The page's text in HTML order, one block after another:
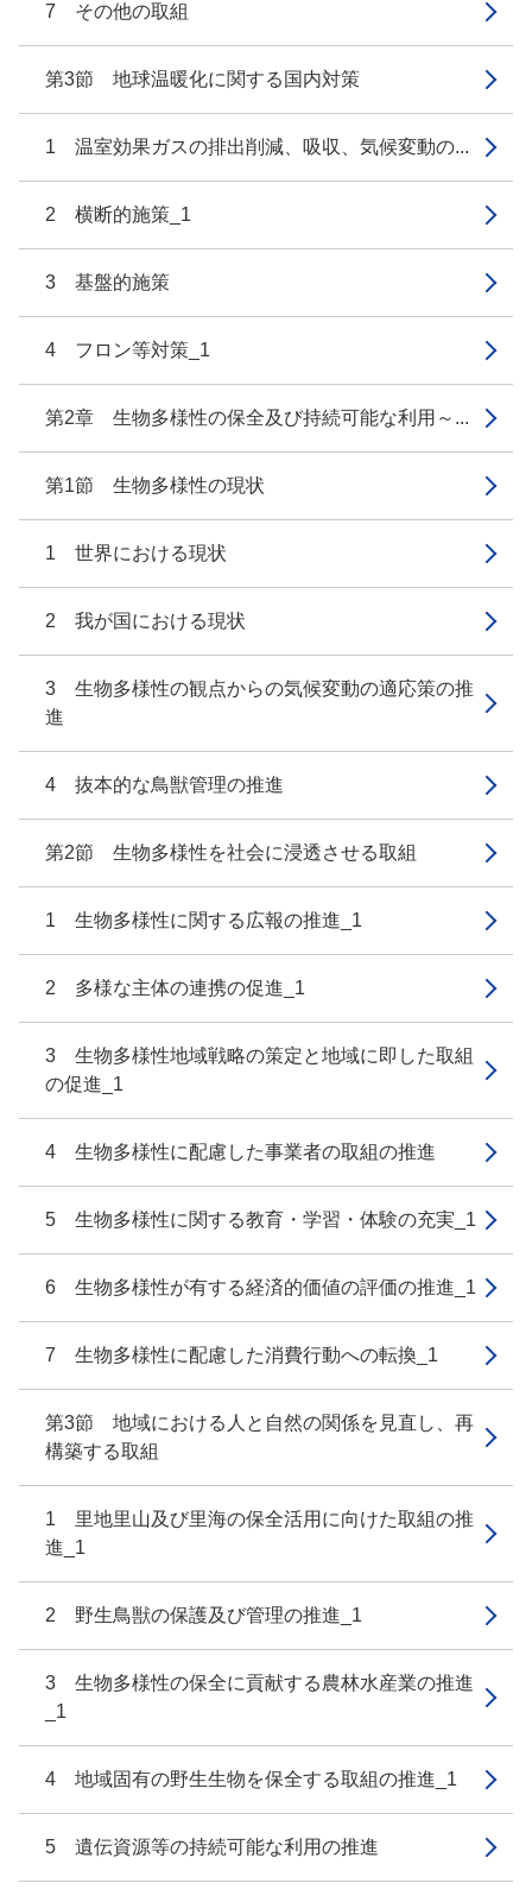
7 その他の取組
第3節 地球温暖化に関する国内対策
1 温室効果ガスの排出削減、吸収、気候変動の...
2 横断的施策_1
3 基盤的施策
4 フロン等対策_1
第2章 生物多様性の保全及び持続可能な利用～...
第1節 生物多様性の現状
1 世界における現状
2 我が国における現状
3 生物多様性の観点からの気候変動の適応策の推
進
4 抜本的な鳥獣管理の推進
第2節 生物多様性を社会に浸透させる取組
1 生物多様性に関する広報の推進_1
2 多様な主体の連携の促進_1
3 生物多様性地域戦略の策定と地域に即した取組
の促進_1
4 生物多様性に配慮した事業者の取組の推進
5 生物多様性に関する教育・学習・体験の充実_1
6 生物多様性が有する経済的価値の評価の推進_1
7 生物多様性に配慮した消費行動への転換_1
第3節 地域における人と自然の関係を見直し、再
構築する取組
1 里地里山及び里海の保全活用に向けた取組の推
進_1
2 野生鳥獣の保護及び管理の推進_1
3 生物多様性の保全に貢献する農林水産業の推進
_1
4 地域固有の野生生物を保全する取組の推進_1
5 遺伝資源等の持続可能な利用の推進